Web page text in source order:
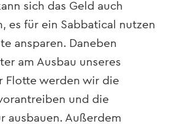
sich das Geld auch
es für ein Sabbatical nutzen
ansparen. Daneben
am Ausbau unseres
Flotte werden wir die
und die
ausbauen. Außerdem